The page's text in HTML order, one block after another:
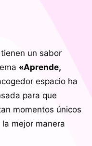
tienen un sabor
«Aprende,
espacio ha
para que
momentos únicos
mejor manera